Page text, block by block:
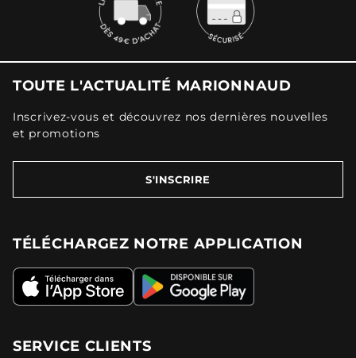
TOUTE L'ACTUALITÉ MARIONNAUD
Inscrivez-vous et découvrez nos dernières nouvelles
et promotions
S'INSCRIRE
TÉLÉCHARGEZ NOTRE APPLICATION
SERVICE CLIENTS